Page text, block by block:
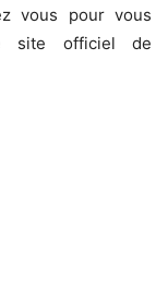
vous pour vous
site officiel de